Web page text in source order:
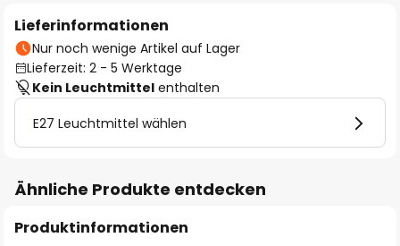
Lieferinformationen
Nur noch wenige Artikel auf Lager
Lieferzeit: 2 - 5 Werktage
Kein Leuchtmittel enthalten
E27 Leuchtmittel wählen
Ähnliche Produkte entdecken
Produktinformationen